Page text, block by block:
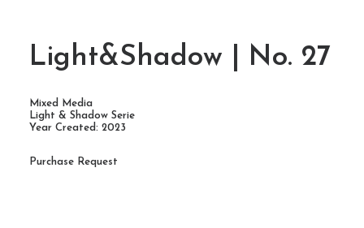
Light&Shadow | No. 27
Mixed Media
Light & Shadow Serie
Year Created: 2023
Purchase Request